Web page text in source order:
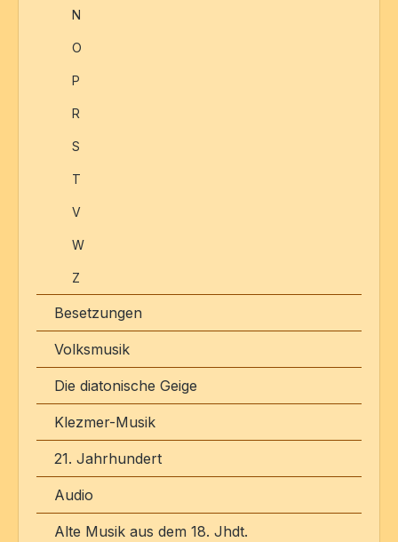
N
O
P
R
S
T
V
W
Z
Besetzungen
Volksmusik
Die diatonische Geige
Klezmer-Musik
21. Jahrhundert
Audio
Alte Musik aus dem 18. Jhdt.